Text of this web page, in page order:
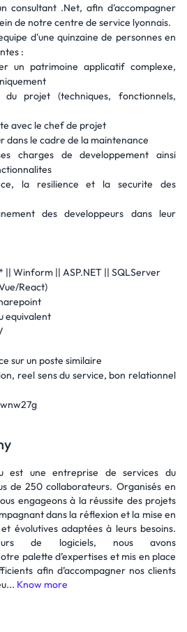
consultant .Net, afin d'accompagner
de notre centre de service lyonnais.
d'une quinzaine de personnes en
:
un patrimoine applicatif complexe,
projet (techniques, fonctionnels,
avec le chef de projet
dans le cadre de la maintenance
charges de developpement ainsi
la resilience et la securite des
des developpeurs dans leur
|| Winform || ASP.NET || SQLServer
React)
equivalent
sur un poste similaire
reel sens du service, bon relationnel
est une entreprise de services du
de 250 collaborateurs. Organisés en
engageons à la réussite des projets
dans la réflexion et la mise en
évolutives adaptées à leurs besoins.
de logiciels, nous avons
palette d’expertises et mis en place
afin d’accompagner nos clients
Know more